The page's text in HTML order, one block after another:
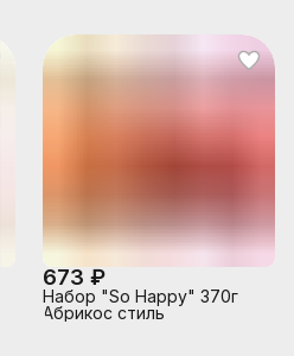
673 ₽
Набор "So Happy" 370г
Абрикос стиль